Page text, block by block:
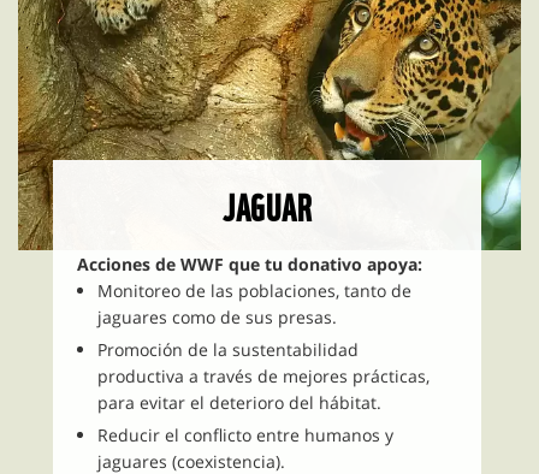
JAGUAR
Acciones de WWF que tu donativo apoya:
Monitoreo de las poblaciones, tanto de
jaguares como de sus presas.
Promoción de la sustentabilidad
productiva a través de mejores prácticas,
para evitar el deterioro del hábitat.
Reducir el conflicto entre humanos y
jaguares (coexistencia).